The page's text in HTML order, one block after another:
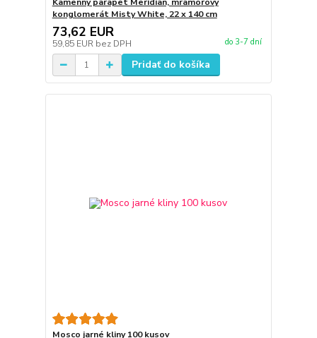
konglomerát Misty White, 22 x 140 cm
73,62 EUR
59,85 EUR bez DPH do 3-7 dní
Pridať do košíka
Mosco jarné kliny 100 kusov